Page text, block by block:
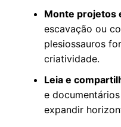
Monte projetos
escavação ou
plesiossauros
criatividade.
Leia e
e
expandir